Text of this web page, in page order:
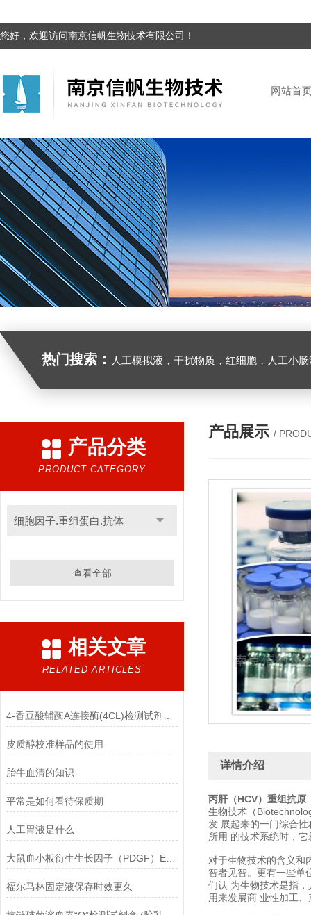
您好，欢迎访问南京信帆生物技术有限公司！
网站首
热门搜索： 人工模拟液，干扰物质，红细胞，人工小
产品分类
PRODUCT CATEGORY
细胞因子.重组蛋白.抗体
查看全部
相关文章
RELATED ARTICLES
皮质醇校准样品的使用
胎牛血清的知识
平常是如何看待保质期
人工胃液是什么
大鼠血小板衍生生长因子（PDGF）ELISA试剂盒有什么优点？
福尔马林固定液保存时效更久
产品展示 /
详情介绍
丙肝（HCV）重组抗原
生物技术（
发 展起来的一门综合
所用 的技术系统时，
对于生物技术的含义和
智者见智。更有一些单
们认 为生物技术是指
用来发展商 业性加工